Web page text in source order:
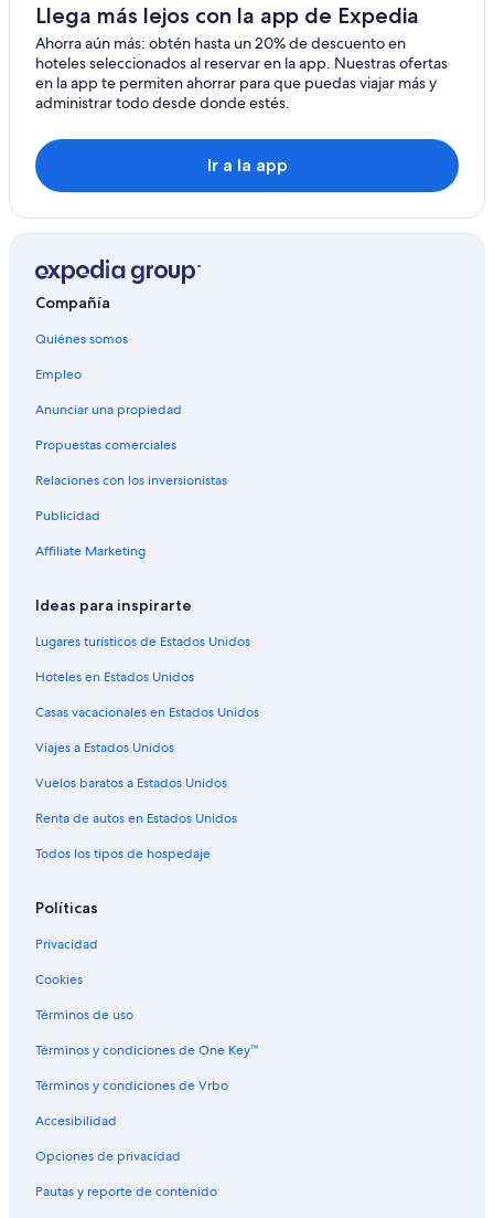
Residencias en Ciudad del Cabo
Hoteles con spa en Green Point
Hoteles en la playa en Green Point
Cabañas en Ciudad de El Cabo
Hoteles City Lodge
Hoteles con casino en Ciudad de El Cabo
Hoteles de lujo en Ciudad de El Cabo
Nox Rentals
Hoteles en Ciudad del Cabo
Hoteles en Bantry Bay
Llega más lejos con la app de Expedia
Ahorra aún más: obtén hasta un 20% de descuento en
hoteles seleccionados al reservar en la app. Nuestras ofertas
en la app te permiten ahorrar para que puedas viajar más y
administrar todo desde donde estés.
Ir a la app
Compañía
Quiénes somos
Empleo
Anunciar una propiedad
Propuestas comerciales
Relaciones con los inversionistas
Publicidad
Affiliate Marketing
Ideas para inspirarte
Lugares turísticos de Estados Unidos
Hoteles en Estados Unidos
Casas vacacionales en Estados Unidos
Viajes a Estados Unidos
Vuelos baratos a Estados Unidos
Renta de autos en Estados Unidos
Todos los tipos de hospedaje
Políticas
Privacidad
Cookies
Términos de uso
Términos y condiciones de One Key™
Términos y condiciones de Vrbo
Accesibilidad
Opciones de privacidad
Pautas y reporte de contenido